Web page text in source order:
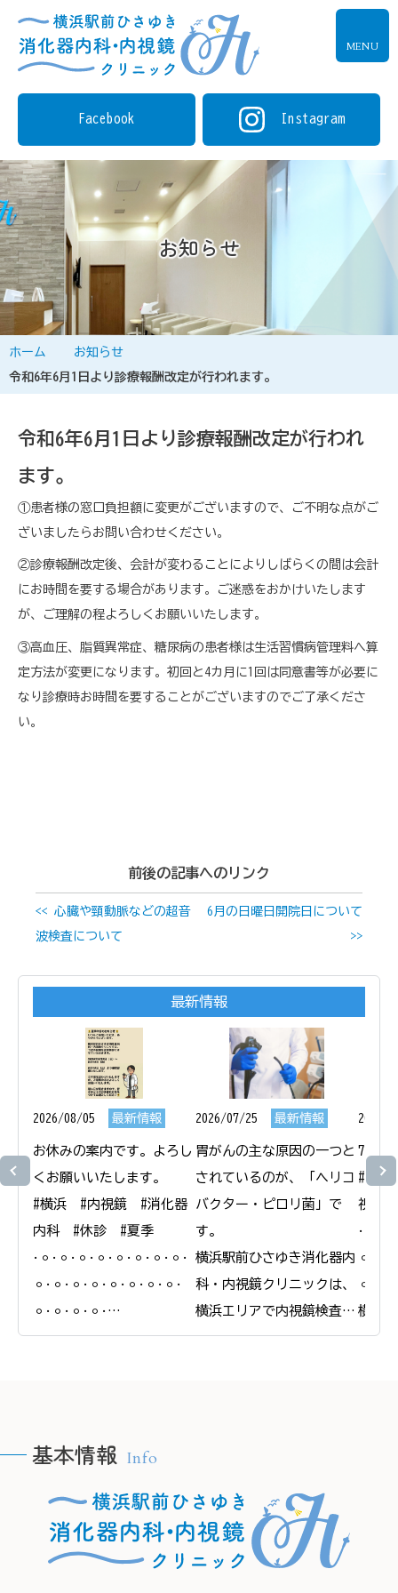
Facebook Instagram
お知らせ
ホーム
お知らせ
令和6年6月1日より診療報酬改定が行われます。
令和6年6月1日より診療報酬改定が行われ
ます。
①患者様の窓口負担額に変更がございますので、ご不明な点がご
ざいましたらお問い合わせください。
②診療報酬改定後、会計が変わることによりしばらくの間は会計
にお時間を要する場合があります。ご迷惑をおかけいたします
が、ご理解の程よろしくお願いいたします。
③高血圧、脂質異常症、糖尿病の患者様は生活習慣病管理料へ算
定方法が変更になります。初回と4カ月に1回は同意書等が必要に
なり診療時お時間を要することがございますのでご了承くださ
い。
前後の記事へのリンク
<< 心臓や頸動脈などの超音
波検査について
6月の日曜日開院日について
>>
最新情報
2026/08/05 最新情報
お休みの案内です。よろし
くお願いいたします。
#横浜　#内視鏡　#消化器
内科　#休診　#夏季
𐄁𐄙𐄁𐄙𐄁𐄙𐄁𐄙𐄁𐄙𐄁𐄙𐄁𐄙𐄁𐄙𐄁
𐄙𐄁𐄙𐄁𐄙𐄁𐄙𐄁𐄙𐄁𐄙𐄁𐄙𐄁𐄙𐄁
𐄙𐄁𐄙𐄁𐄙𐄁𐄙𐄁
横浜駅前ひさゆき消化器内
🫧HPの予約フォームより、
24時間ご要約可能です🫧
プロフィールリンクから
2026/07/25 最新情報
胃がんの主な原因の一つと
されているのが、「ヘリコ
バクター・ピロリ菌」で
す。
横浜駅前ひさゆき消化器内
科・内視鏡クリニックは、
横浜エリアで内視鏡検査と
合わせたピロリ菌の検査・
当院では内視鏡検査で胃の
粘膜の状態を確認し、感染
が疑われる場合は組織を採
2026/
7月19
#横浜
視鏡
横浜
科・
基本情報 Info
MENU